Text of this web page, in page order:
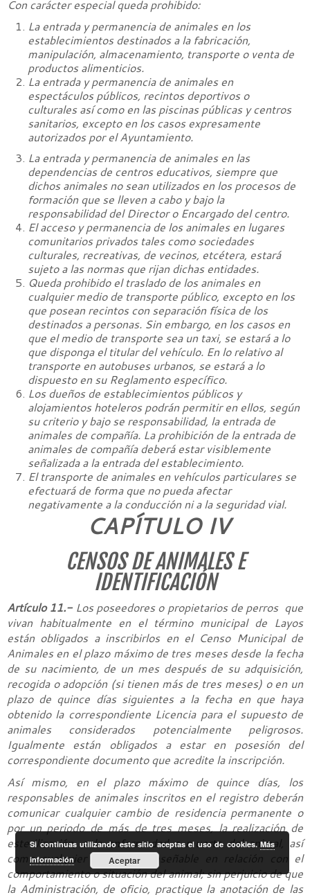
Con carácter especial queda prohibido:
La entrada y permanencia de animales en los
establecimientos destinados a la fabricación,
manipulación, almacenamiento, transporte o venta de
productos alimenticios.
La entrada y permanencia de animales en
espectáculos públicos, recintos deportivos o
culturales así como en las piscinas públicas y centros
sanitarios, excepto en los casos expresamente
autorizados por el Ayuntamiento.
La entrada y permanencia de animales en las
dependencias de centros educativos, siempre que
dichos animales no sean utilizados en los procesos de
formación que se lleven a cabo y bajo la
responsabilidad del Director o Encargado del centro.
El acceso y permanencia de los animales en lugares
comunitarios privados tales como sociedades
culturales, recreativas, de vecinos, etcétera, estará
sujeto a las normas que rijan dichas entidades.
Queda prohibido el traslado de los animales en
cualquier medio de transporte público, excepto en los
que posean recintos con separación física de los
destinados a personas. Sin embargo, en los casos en
que el medio de transporte sea un taxi, se estará a lo
que disponga el titular del vehículo. En lo relativo al
transporte en autobuses urbanos, se estará a lo
dispuesto en su Reglamento específico.
Los dueños de establecimientos públicos y
alojamientos hoteleros podrán permitir en ellos, según
su criterio y bajo se responsabilidad, la entrada de
animales de compañía. La prohibición de la entrada de
animales de compañía deberá estar visiblemente
señalizada a la entrada del establecimiento.
El transporte de animales en vehículos particulares se
efectuará de forma que no pueda afectar
negativamente a la conducción ni a la seguridad vial.
CAPÍTULO IV
CENSOS DE ANIMALES E
IDENTIFICACIÓN
Artículo 11.- Los poseedores o propietarios de perros que
vivan habitualmente en el término municipal de Layos
están obligados a inscribirlos en el Censo Municipal de
Animales en el plazo máximo de tres meses desde la fecha
de su nacimiento, de un mes después de su adquisición,
recogida o adopción (si tienen más de tres meses) o en un
plazo de quince días siguientes a la fecha en que haya
obtenido la correspondiente Licencia para el supuesto de
animales considerados potencialmente peligrosos.
Igualmente están obligados a estar en posesión del
correspondiente documento que acredite la inscripción.
Así mismo, en el plazo máximo de quince días, los
responsables de animales inscritos en el registro deberán
comunicar cualquier cambio de residencia permanente o
por un periodo de más de tres meses, la realización de
esterilización, o la enfermedad o muerte del animal, así
como cualquier incidencia reseñable en relación con el
comportamiento o situación del animal; sin perjuicio de que
la Administración, de oficio, practique la anotación de las
Si continuas utilizando este sitio aceptas el uso de cookies.Más
información
Aceptar